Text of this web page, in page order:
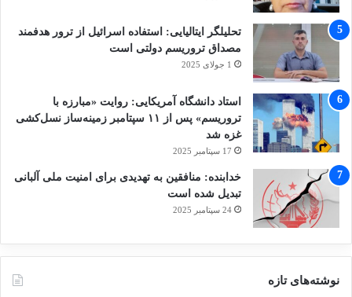
تحلیلگر ایتالیایی: استفاده اسرائیل از ترور هدفمند
مصداق تروریسم دولتی است
1 جولای 2025
استاد دانشگاه آمریکایی: روایت «مبارزه با
تروریسم» پس از ۱۱ سپتامبر زمینه‌ساز نسل‌کشی
غزه شد
17 سپتامبر 2025
خدابنده: منافقین به تهدیدی برای امنیت ملی آلبانی
تبدیل شده است
24 سپتامبر 2025
نوشته‌های تازه